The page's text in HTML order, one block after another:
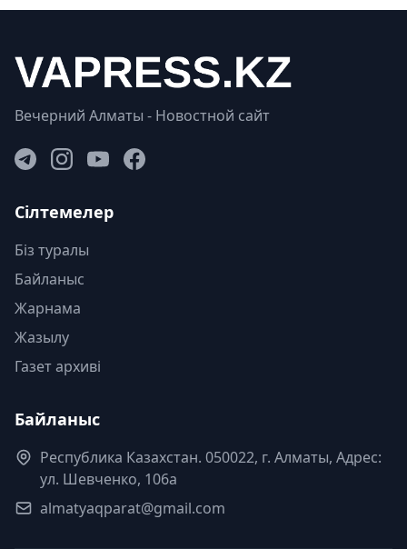
Вечерний Алматы - Новостной сайт
Сілтемелер
Біз туралы
Байланыс
Жарнама
Жазылу
Газет архиві
Байланыс
Республика Казахстан. 050022, г. Алматы, Адрес:
ул. Шевченко, 106а
almatyaqparat@gmail.com